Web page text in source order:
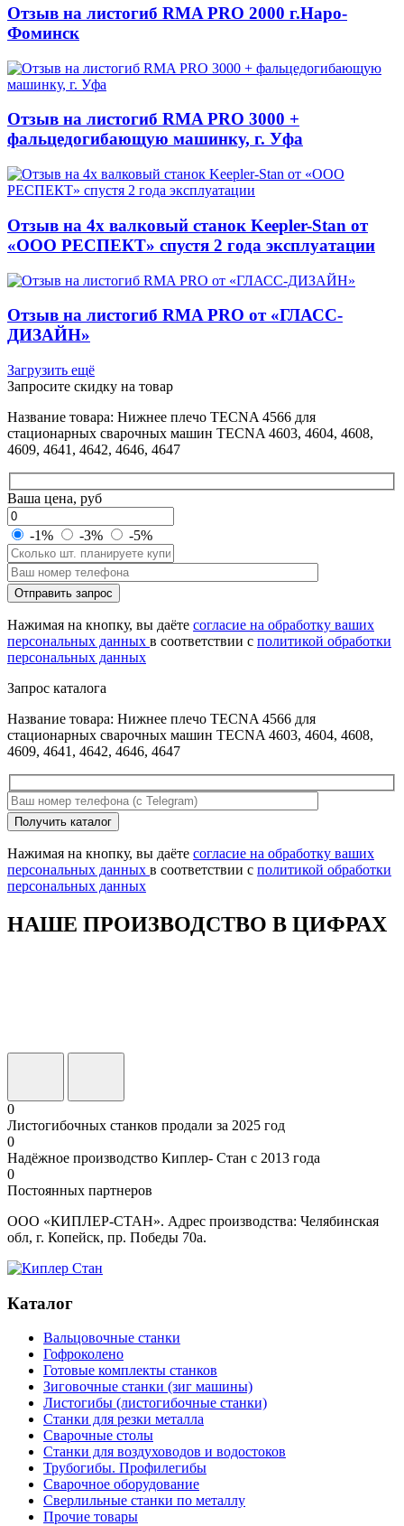
Отзыв на листогиб RMA PRO 2000 г.Наро-
Фоминск
Отзыв на листогиб RMA PRO 3000 +
фальцедогибающую машинку, г. Уфа
Отзыв на 4х валковый станок Keepler-Stan от
«ООО РЕСПЕКТ» спустя 2 года эксплуатации
Отзыв на листогиб RMA PRO от «ГЛАСС-
ДИЗАЙН»
Загрузить ещё
Запросите скидку на товар
Название товара: Нижнее плечо TECNA 4566 для
стационарных сварочных машин TECNA 4603, 4604, 4608,
4609, 4641, 4642, 4646, 4647
Ваша цена, руб
-1% -3% -5%
Оставьте
это
поле
пустым.
Отправить запрос
Нажимая на кнопку, вы даёте согласие на обработку ваших
персональных данных в соответствии с политикой обработки
персональных данных
Запрос каталога
Название товара: Нижнее плечо TECNA 4566 для
стационарных сварочных машин TECNA 4603, 4604, 4608,
4609, 4641, 4642, 4646, 4647
Оставьте
это
поле
пустым.
Получить каталог
Нажимая на кнопку, вы даёте согласие на обработку ваших
персональных данных в соответствии с политикой обработки
персональных данных
НАШЕ ПРОИЗВОДСТВО В ЦИФРАХ
0
Листогибочных станков продали за 2025 год
0
Надёжное производство Киплер- Стан с 2013 года
0
Постоянных партнеров
ООО «КИПЛЕР-СТАН». Адрес производства: Челябинская
обл, г. Копейск, пр. Победы 70а.
Каталог
Вальцовочные станки
Гофроколено
Готовые комплекты станков
Зиговочные станки (зиг машины)
Листогибы (листогибочные станки)
Станки для резки металла
Сварочные столы
Станки для воздуховодов и водостоков
Трубогибы. Профилегибы
Сварочное оборудование
Сверлильные станки по металлу
Прочие товары